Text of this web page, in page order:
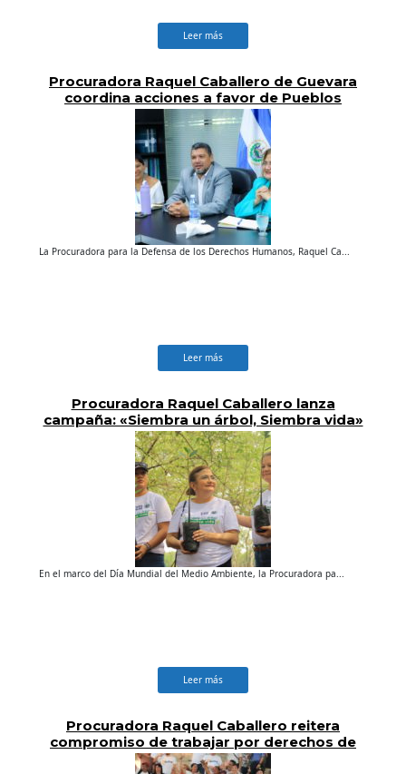
Leer más
Procuradora Raquel Caballero de Guevara
coordina acciones a favor de Pueblos
Indígenas
La Procuradora para la Defensa de los Derechos Humanos, Raquel Ca...
Leer más
Procuradora Raquel Caballero lanza
campaña: «Siembra un árbol, Siembra vida»
En el marco del Día Mundial del Medio Ambiente, la Procuradora pa...
Leer más
Procuradora Raquel Caballero reitera
compromiso de trabajar por derechos de
personas con VIH